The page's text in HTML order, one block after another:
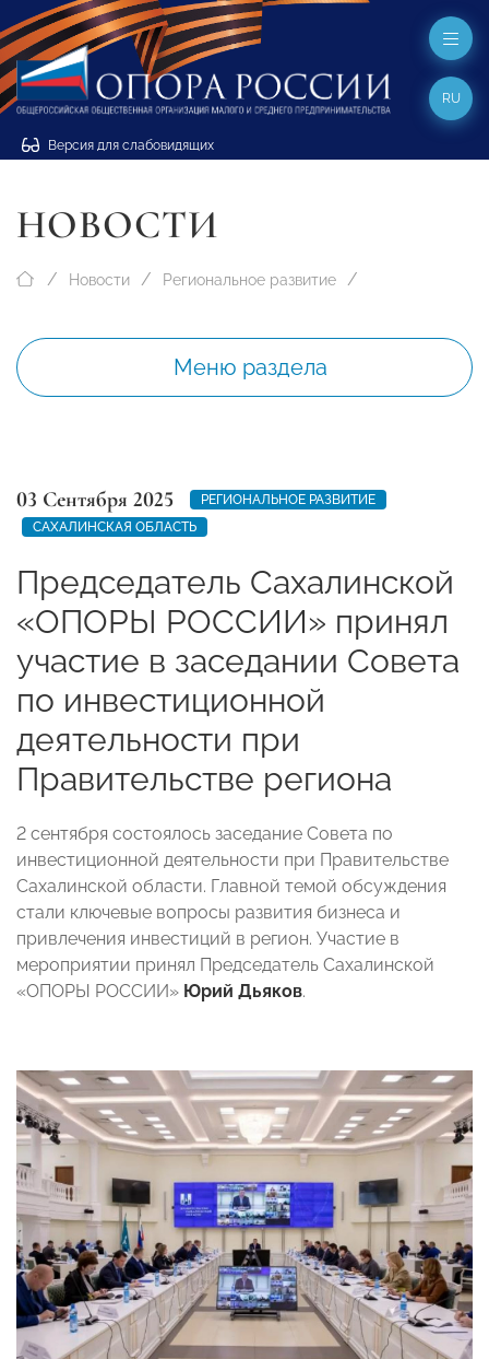
Версия для слабовидящих
RU
НОВОСТИ
Новости Региональное развитие
Меню раздела
03 Сентября 2025
РЕГИОНАЛЬНОЕ РАЗВИТИЕ
САХАЛИНСКАЯ ОБЛАСТЬ
Председатель Сахалинской
«ОПОРЫ РОССИИ» принял
участие в заседании Совета
по инвестиционной
деятельности при
Правительстве региона
2 сентября состоялось заседание Совета по
инвестиционной деятельности при Правительстве
Сахалинской области. Главной темой обсуждения
стали ключевые вопросы развития бизнеса и
привлечения инвестиций в регион. Участие в
мероприятии принял Председатель Сахалинской
«ОПОРЫ РОССИИ» Юрий Дьяков.